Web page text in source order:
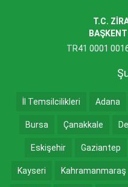
T.C.
TR41 0001
İl Temsilcilikleri Adana
Bursa Çanakkale
Eskişehir Gaziantep
Kayseri Kahramanmaraş